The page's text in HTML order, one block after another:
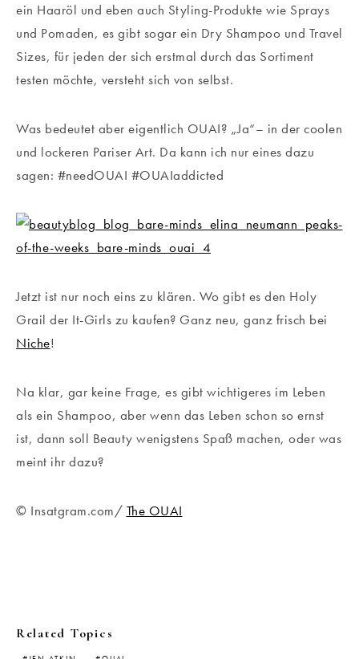
ein Haaröl und eben auch Styling-Produkte wie Sprays
und Pomaden, es gibt sogar ein Dry Shampoo und Travel
Sizes, für jeden der sich erstmal durch das Sortiment
testen möchte, versteht sich von selbst.
Was bedeutet aber eigentlich OUAI? „Ja“– in der coolen
und lockeren Pariser Art. Da kann ich nur eines dazu
sagen: #needOUAI #OUAIaddicted
Jetzt ist nur noch eins zu klären. Wo gibt es den Holy
Grail der It-Girls zu kaufen? Ganz neu, ganz frisch bei
Niche!
Na klar, gar keine Frage, es gibt wichtigeres im Leben
als ein Shampoo, aber wenn das Leben schon so ernst
ist, dann soll Beauty wenigstens Spaß machen, oder was
meint ihr dazu?
© Insatgram.com/ The OUAI
Related Topics